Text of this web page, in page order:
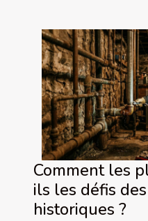
Comment les
ils les défis
historiques ?